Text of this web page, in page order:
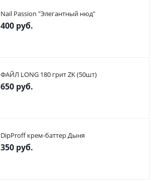
Nail Passion "Элегантный нюд"
400 руб.
ФАЙЛ LONG 180 грит ZK (50шт)
650 руб.
DipProff крем-баттер Дыня
350 руб.